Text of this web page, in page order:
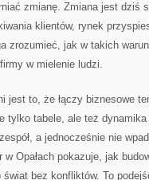
zmianę. Zmiana jest dziś
klientów, rynek
zrozumieć, jak w takich
w mielenie ludzi.
jest to, że łączy biznesowe
tylko tabele, ale też
a jednocześnie nie
w Opałach pokazuje, jak
bez konfliktów. To